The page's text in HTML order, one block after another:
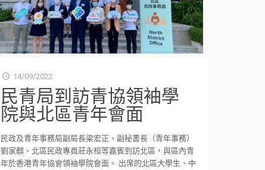
14/09/2022
民青局到訪青協領袖學
院與北區青年會面
民政及青年事務局副局長梁宏正、副秘書長（青年事務）
劉家麒、北區民政專員莊永桓等嘉賓到訪北區，與區內青
年於香港青年協會領袖學院會面。 出席的北區大學生、中